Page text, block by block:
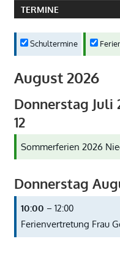
TERMINE
Schultermine
August 2026
Donnerstag Juli
12
Sommerferien 2026
Donnerstag
10:00 – 12:00
Ferienvertretung Frau